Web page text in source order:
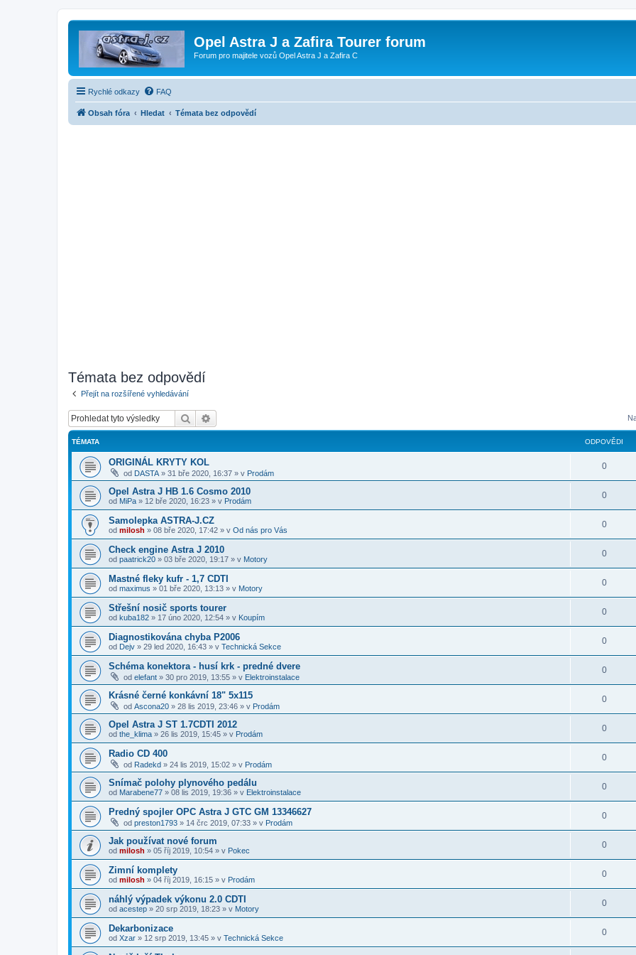
Opel Astra J a Zafira Tourer forum
Forum pro majitele vozů Opel Astra J a Zafira C
Rychlé odkazy FAQ
Obsah fóra Hledat Témata bez odpovědí
Témata bez odpovědí
Přejít na rozšířené vyhledávání
Hledat
TÉMATA ODPOVĚDI
ORIGINÁL KRYTY KOL
od DASTA » 31 bře 2020, 16:37 » v Prodám
0
Opel Astra J HB 1.6 Cosmo 2010
od MiPa » 12 bře 2020, 16:23 » v Prodám
0
Samolepka ASTRA-J.CZ
od milosh » 08 bře 2020, 17:42 » v Od nás pro Vás
0
Check engine Astra J 2010
od paatrick20 » 03 bře 2020, 19:17 » v Motory
0
Mastné fleky kufr - 1,7 CDTI
od maximus » 01 bře 2020, 13:13 » v Motory
0
Střešní nosič sports tourer
od kuba182 » 17 úno 2020, 12:54 » v Koupím
0
Diagnostikována chyba P2006
od Dejv » 29 led 2020, 16:43 » v Technická Sekce
0
Schéma konektora - husí krk - predné dvere
od elefant » 30 pro 2019, 13:55 » v Elektroinstalace
0
Krásné černé konkávní 18" 5x115
od Ascona20 » 28 lis 2019, 23:46 » v Prodám
0
Opel Astra J ST 1.7CDTI 2012
od the_klima » 26 lis 2019, 15:45 » v Prodám
0
Radio CD 400
od Radekd » 24 lis 2019, 15:02 » v Prodám
0
Snímač polohy plynového pedálu
od Marabene77 » 08 lis 2019, 19:36 » v Elektroinstalace
0
Predný spojler OPC Astra J GTC GM 13346627
od preston1793 » 14 črc 2019, 07:33 » v Prodám
0
Jak používat nové forum
od milosh » 05 říj 2019, 10:54 » v Pokec
0
Zimní komplety
od milosh » 04 říj 2019, 16:15 » v Prodám
0
náhlý výpadek výkonu 2.0 CDTI
od acestep » 20 srp 2019, 18:23 » v Motory
0
Dekarbonizace
od Xzar » 12 srp 2019, 13:45 » v Technická Sekce
0